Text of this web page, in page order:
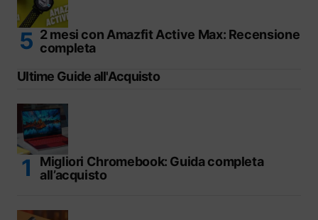
2 mesi con Amazfit Active Max: Recensione
completa
Ultime Guide all'Acquisto
Migliori Chromebook: Guida completa
all’acquisto